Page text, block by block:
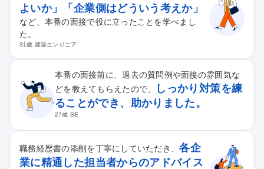
よいか」「企業側はどういう考えか」
など、本番の面接で役に立ったことを学べまし
た。
31歳 建築エンジニア
本番の面接前に、過去の質問例や面接の雰囲気な
どを教えてもらえたので、
しっかり対策を練
ることができ、助かりました。
27歳 SE
職務経歴書の添削を丁寧にしていただき、各企
業に精通した担当者からのアドバイス